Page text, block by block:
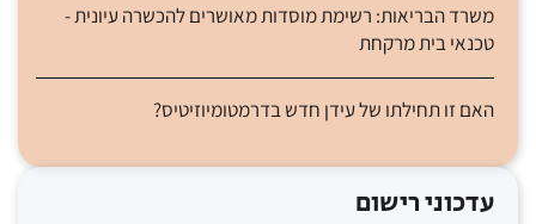
משרד הבריאות: רשימת מוסדות מאושרים להכשרה עיונית -
טכנאי בית מרקחת
האם זו תחילתו של עידן חדש בדרמטומיוזיטיס?
עדכוני רישום